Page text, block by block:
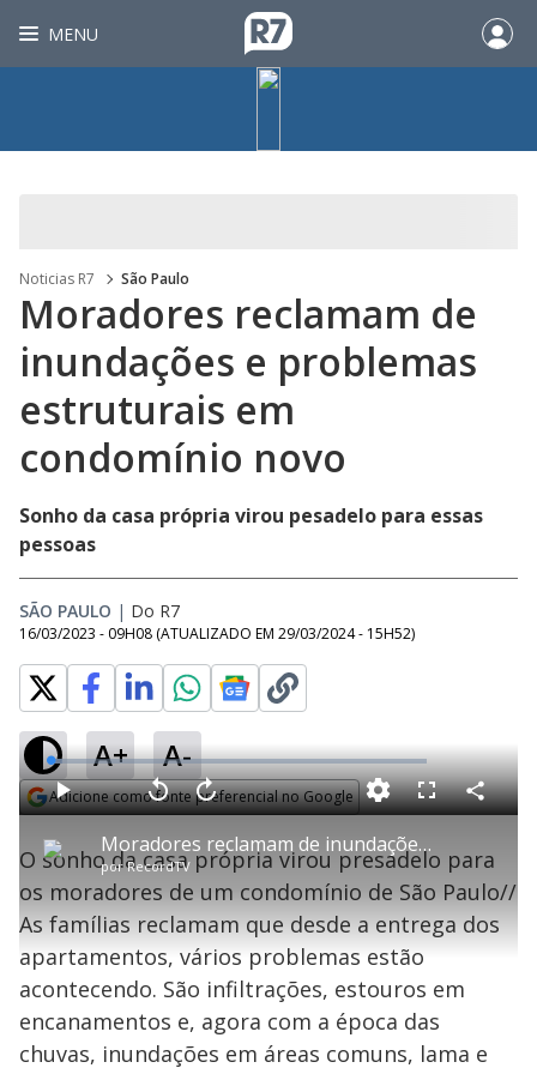
MENU
Noticias R7 São Paulo
Moradores reclamam de
inundações e problemas
estruturais em
condomínio novo
Sonho da casa própria virou pesadelo para essas
pessoas
SÃO PAULO | Do R7
16/03/2023 - 09H08 (ATUALIZADO EM 29/03/2024 - 15H52)
A+ A-
Adicione como fonte preferencial no Google
P
l
a
Moradores reclamam de inundações e problemas estruturais em condomínio novo
porRecordTV
P V
l
t
a
r
0
e
g
n
d
A
n
ç
a
1
s
e
u
n
L
o
a
d
e
:
3
.
0
3
%
F
l
s
c
e
n
C
o
a
r
i
l
a
O sonho da casa própria virou presadelo para
os moradores de um condomínio de São Paulo//
As famílias reclamam que desde a entrega dos
apartamentos, vários problemas estão
acontecendo. São infiltrações, estouros em
encanamentos e, agora com a época das
chuvas, inundações em áreas comuns, lama e